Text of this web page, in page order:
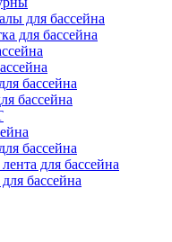
для бассейна
для бассейна
бассейна
бассейна
бассейна
для бассейна
бассейна